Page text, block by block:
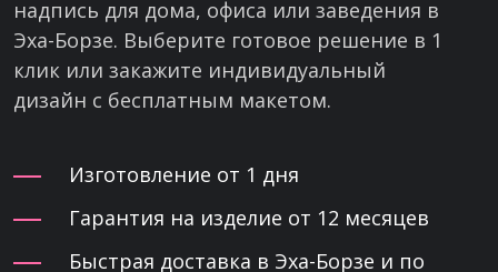
надпись для дома, офиса или заведения в
Эха-Борзе. Выберите готовое решение в 1
клик или закажите индивидуальный
дизайн с бесплатным макетом.
Изготовление от 1 дня
Гарантия на изделие от 12 месяцев
Быстрая доставка в Эха-Борзе и по